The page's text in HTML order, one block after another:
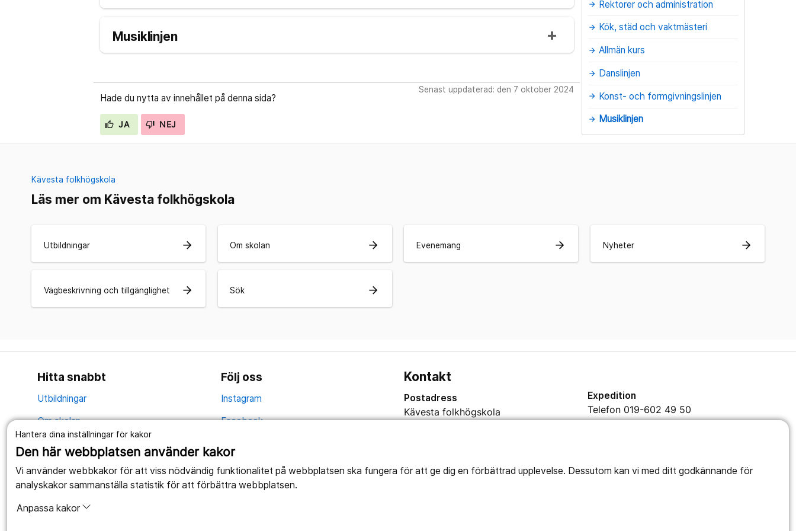
Hantera dina inställningar för kakor
Den här webbplatsen använder kakor
Vi använder webbkakor för att viss nödvändig funktionalitet på webbplatsen ska fungera för att ge dig en förbättrad upplevelse. Dessutom kan vi med ditt godkännande för
analyskakor sammanställa statistik för att förbättra webbplatsen.
Anpassa kakor
Musiklinjen
Hade du nytta av innehållet på denna sida?
JA NEJ
Senast uppdaterad: den 7 oktober 2024
arrow_forward Rektorer och administration
arrow_forward Kök, städ och vaktmästeri
arrow_forward Allmän kurs
arrow_forward Danslinjen
arrow_forward Konst- och formgivningslinjen
arrow_forward Musiklinjen
Kävesta folkhögskola
Läs mer om Kävesta folkhögskola
Utbildningar arrow_forward Om skolan arrow_forward Evenemang arrow_forward Nyheter arrow_forward
Vägbeskrivning och tillgänglighet arrow_forward Sök arrow_forward
Hitta snabbt
Utbildningar
Om skolan
Evenemang
Nyheter
Kontakt
Vägbeskrivning
Följ oss
Instagram
Facebook
Kontakt
Postadress
Kävesta folkhögskola
Expedition
Telefon 019-602 49 50